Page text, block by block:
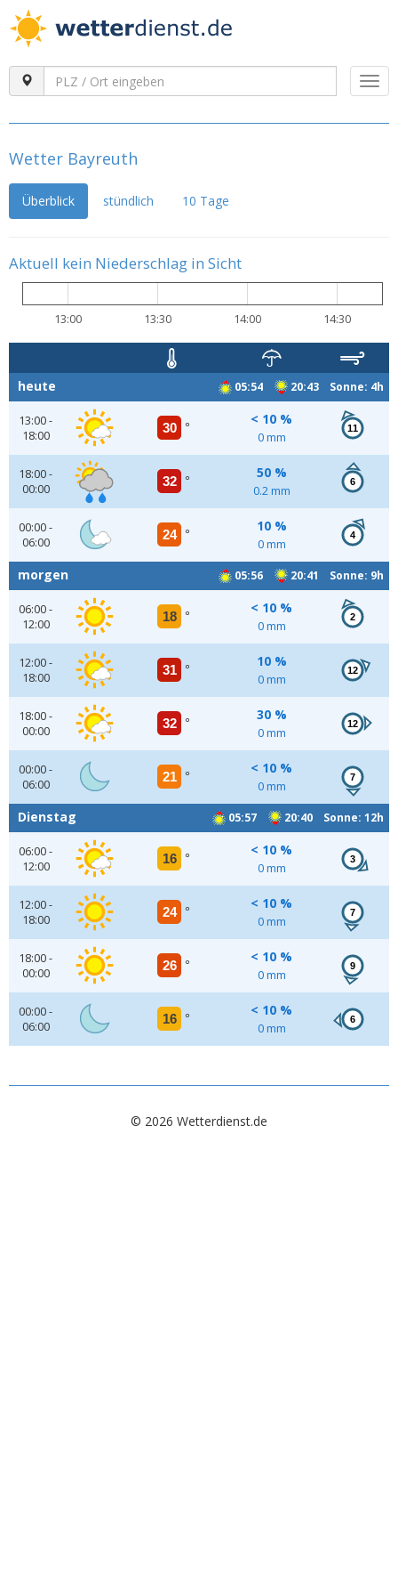
Wetter Bayreuth
Überblick stündlich 10 Tage
Aktuell kein Niederschlag in Sicht
13:00 13:30 14:00 14:30
05:54 20:43 Sonne: 4h
heute
13:00 -
18:00
30 °
< 10 %
0 mm
11
18:00 -
00:00
32 °
50 %
0.2 mm
6
00:00 -
06:00
24 °
10 %
0 mm
4
05:56 20:41 Sonne: 9h
morgen
06:00 -
12:00
18 °
< 10 %
0 mm
2
12:00 -
18:00
31 °
10 %
0 mm
12
18:00 -
00:00
32 °
30 %
0 mm
12
00:00 -
06:00
21 °
< 10 %
0 mm
7
05:57 20:40 Sonne: 12h
Dienstag
06:00 -
12:00
16 °
< 10 %
0 mm
3
12:00 -
18:00
24 °
< 10 %
0 mm
7
18:00 -
00:00
26 °
< 10 %
0 mm
9
00:00 -
06:00
16 °
< 10 %
0 mm
6
© 2026 Wetterdienst.de